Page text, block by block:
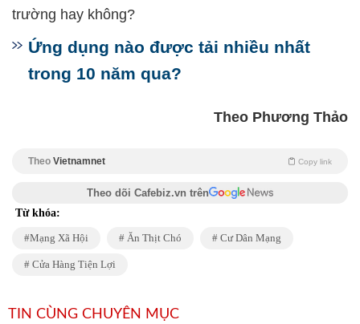
trường hay không?
Ứng dụng nào được tải nhiều nhất
trong 10 năm qua?
Theo Phương Thảo
Theo Vietnamnet Copy link
Theo dõi Cafebiz.vn trên
Từ khóa:
Mạng Xã Hội Ăn Thịt Chó Cư Dân Mạng
Cửa Hàng Tiện Lợi
TIN CÙNG CHUYÊN MỤC